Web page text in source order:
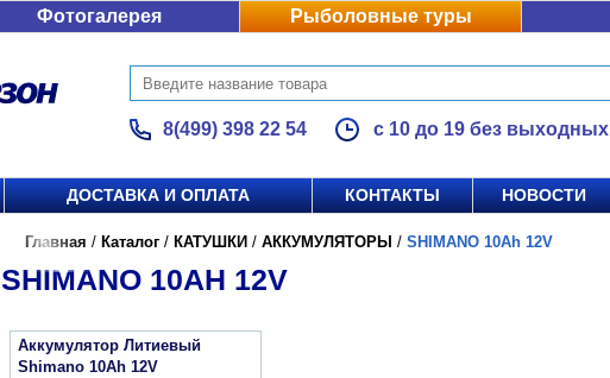
Фотогалерея Рыболовные туры
8(499) 398 22 54 с 10 до 19 без выходных
ДОСТАВКА И ОПЛАТА КОНТАКТЫ НОВОСТИ
Главная / Каталог / КАТУШКИ / АККУМУЛЯТОРЫ / SHIMANO 10Ah 12V
SHIMANO 10AH 12V
Аккумулятор Литиевый
Shimano 10Ah 12V